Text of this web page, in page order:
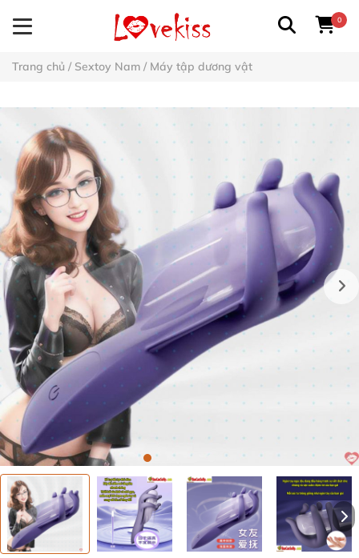
0
Trang chủ / Sextoy Nam / Máy tập dương vật